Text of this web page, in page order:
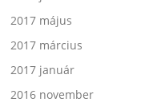
2017 május
2017 március
2017 január
2016 november